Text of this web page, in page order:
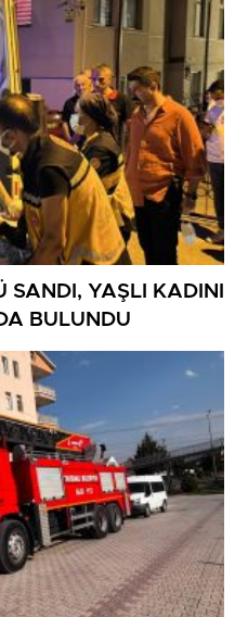
SANDI, YAŞLI KADINI
BULUNDU